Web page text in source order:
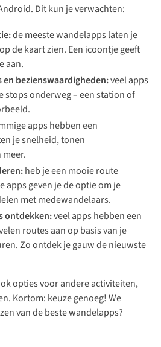
Dit kun je verwachten:
de meeste wandelapps laten je
de kaart zien. Een icoontje geeft
aan.
en bezienswaardigheden:veel apps
stops onderweg – een station of
apps hebben een
je snelheid, tonen
heb je een mooie route
apps geven je de optie om je
met medewandelaars.
ontdekken:veel apps hebben een
routes aan op basis van je
Zo ontdek je gauw de nieuwste
opties voor andere activiteiten,
Kortom: keuze genoeg! We
van de beste wandelapps?